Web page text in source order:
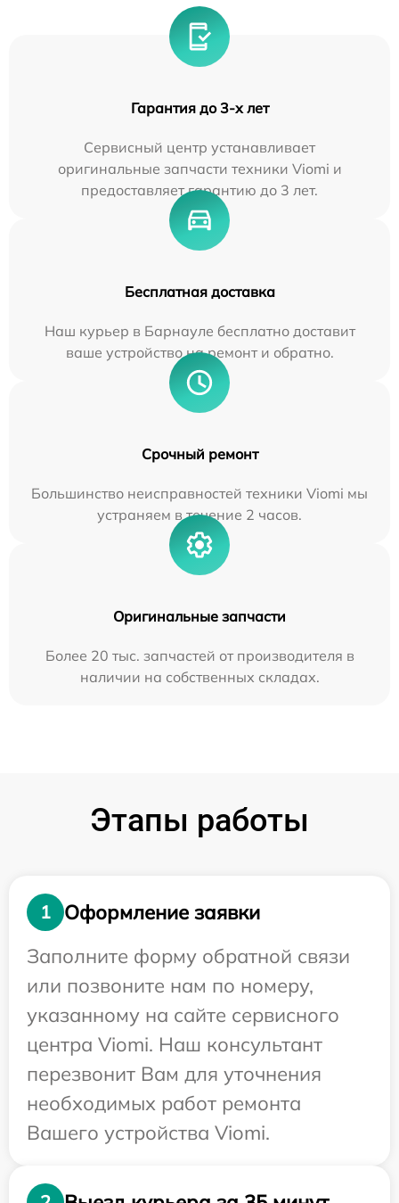
Гарантия до 3-х лет
Сервисный центр устанавливает
оригинальные запчасти техники Viomi и
предоставляет гарантию до 3 лет.
Бесплатная доставка
Наш курьер в Барнауле бесплатно доставит
ваше устройство на ремонт и обратно.
Срочный ремонт
Большинство неисправностей техники Viomi мы
устраняем в течение 2 часов.
Оригинальные запчасти
Более 20 тыс. запчастей от производителя в
наличии на собственных складах.
Этапы работы
1
Оформление заявки
Заполните форму обратной связи
или позвоните нам по номеру,
указанному на сайте сервисного
центра Viomi. Наш консультант
перезвонит Вам для уточнения
необходимых работ ремонта
Вашего устройства Viomi.